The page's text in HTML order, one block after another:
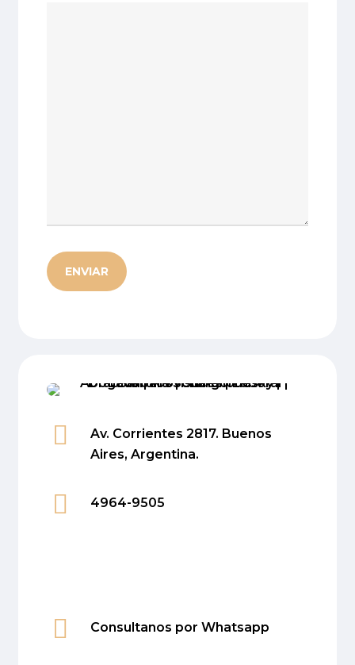
Av. Corrientes 2817. Buenos
Aires, Argentina.
4964-9505
Consultanos por Whatsapp